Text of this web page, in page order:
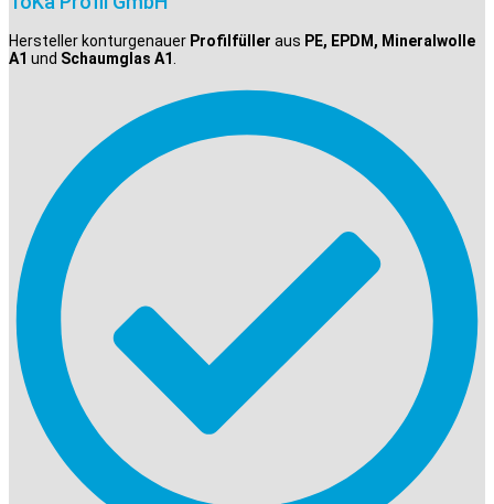
Hersteller konturgenauer Profilfüller aus PE, EPDM, Mineralwolle
A1 und Schaumglas A1